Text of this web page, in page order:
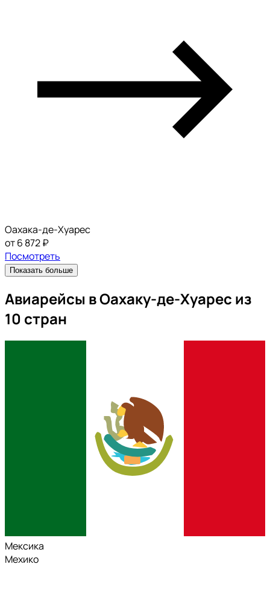
Оахака-де-Хуарес
от 6 872 ₽
Посмотреть
Показать больше
Авиарейсы в Оахаку-де-Хуарес из
10 стран
Мексика
Мехико